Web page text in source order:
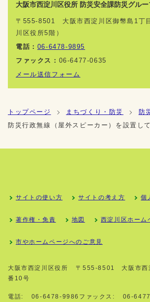
大阪市西淀川区役所 防災安全課防災グルー
〒555-8501 大阪市西淀川区御幣島1丁
川区役所5階）
電話： 06-6478-9895
ファックス： 06-6477-0635
メール送信フォーム
トップページ まちづくり・防災
防
防災行政無線（屋外スピーカー）を設置し
サイトの使い方 サイトの考え方 個
著作権・免責 地図 西淀川区ホーム
市やホームページへのご意見
大阪市西淀川区役所
〒555-8501 大阪市西
番10号
電話: 06-6478-9986 ファックス: 06-